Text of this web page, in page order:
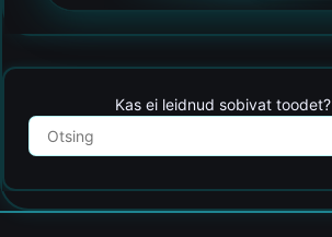
Kas ei leidnud sobivat toodet?